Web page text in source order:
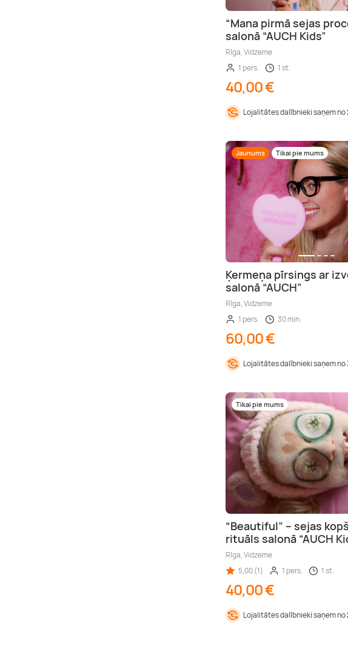
“Mana pirmā sejas
salonā “AUCH Kids”
Rīga, Vidzeme
1 pers.
1 st.
40,00 €
Lojalitātes dalībnieki saņem no
Jaunums Tikai pie mums
Ķermeņa pīrsings ar
salonā “AUCH”
Rīga, Vidzeme
1 pers.
30 min.
60,00 €
Lojalitātes dalībnieki saņem no
Tikai pie mums
“Beautiful” – sejas
rituāls salonā “AUCH
Rīga, Vidzeme
5,00 (1)
1 pers. 1 st.
40,00 €
Lojalitātes dalībnieki saņem no